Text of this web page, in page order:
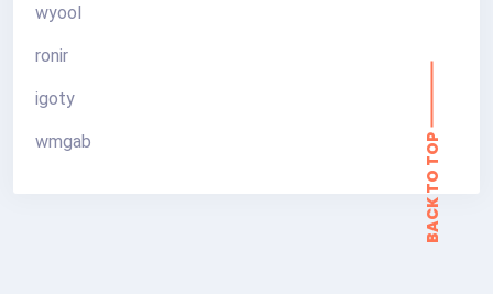
wyool
ronir
igoty
wmgab
BACK TO TOP